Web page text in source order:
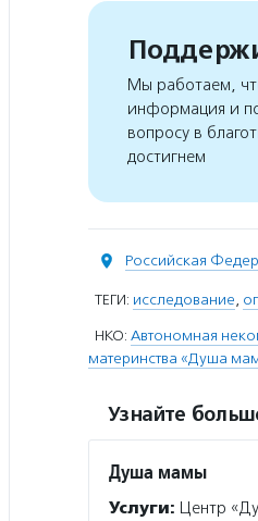
Мы работаем,
информация и
вопросу в
достигнем
Российская
ТЕГИ: исследование,
НКО: Автономная
материнства «Душа
Узнайте
Душа мамы
Услуги: Центр